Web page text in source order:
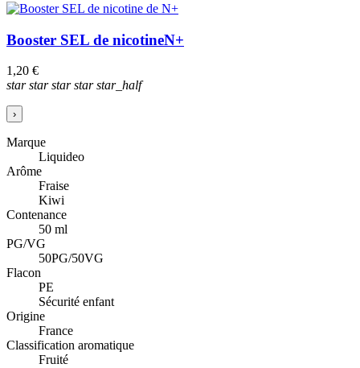
Booster SEL de nicotineN+
1,20 €
starstarstarstarstar_half
›
Marque
Liquideo
Arôme
Fraise
Kiwi
Contenance
50 ml
PG/VG
50PG/50VG
Flacon
PE
Sécurité enfant
Origine
France
Classification aromatique
Fruité